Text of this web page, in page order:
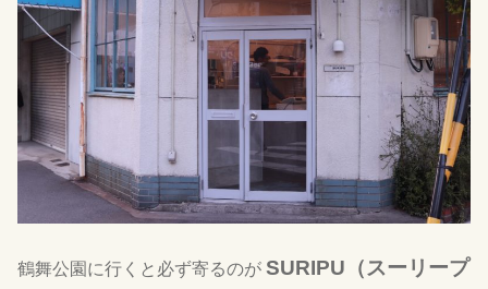
鶴舞公園に行くと必ず寄るのがSURIPU （スーリープ